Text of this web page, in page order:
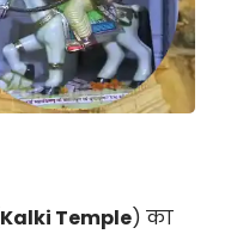
Kalki Temple) का